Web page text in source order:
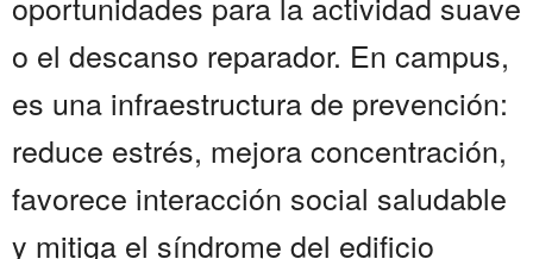
o el descanso reparador. En campus,
es una infraestructura de prevención:
reduce estrés, mejora concentración,
favorece interacción social saludable
y mitiga el síndrome del edificio